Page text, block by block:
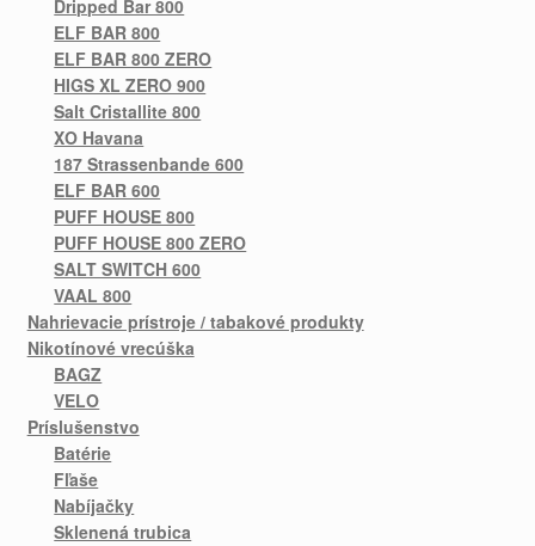
Dripped Bar 800
ELF BAR 800
ELF BAR 800 ZERO
HIGS XL ZERO 900
Salt Cristallite 800
XO Havana
187 Strassenbande 600
ELF BAR 600
PUFF HOUSE 800
PUFF HOUSE 800 ZERO
SALT SWITCH 600
VAAL 800
Nahrievacie prístroje / tabakové produkty
Nikotínové vrecúška
BAGZ
VELO
Príslušenstvo
Batérie
Fľaše
Nabíjačky
Sklenená trubica